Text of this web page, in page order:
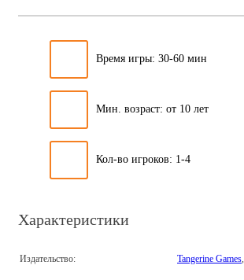
Время игры: 30-60 мин
Мин. возраст: от 10 лет
Кол-во игроков: 1-4
Характеристики
Издательство: Tangerine Games,